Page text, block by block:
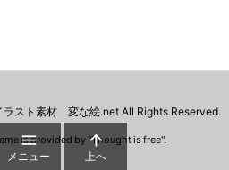
ラスト素材 変な絵.netAll Rights Reserved.
is provided by "Thought is free".

メニュー

上へ